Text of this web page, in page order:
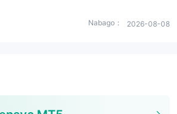
Nabago： 2026-08-08